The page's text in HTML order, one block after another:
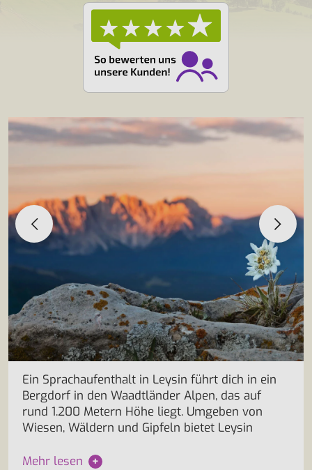
Ein Sprachaufenthalt in Leysin führt dich in ein
Bergdorf in den Waadtländer Alpen, das auf
rund 1.200 Metern Höhe liegt. Umgeben von
Wiesen, Wäldern und Gipfeln bietet Leysin
Mehr lesen +